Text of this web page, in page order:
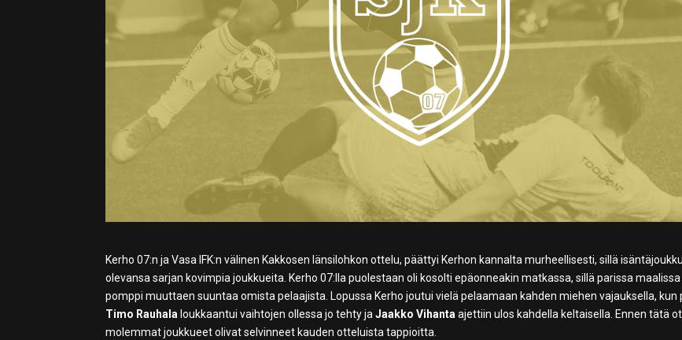
Kerho 07:n ja Vasa IFK:n välinen Kakkosen länsilohkon ottelu, päättyi Kerhon kannalta murheellisesti, sillä
olevansa sarjan kovimpia joukkueita. Kerho 07:lla puolestaan oli kosolti epäonneakin matkassa, sillä parissa maalissa
pomppi muuttaen suuntaa omista pelaajista. Lopussa Kerho joutui vielä pelaamaan kahden miehen vajauksella, kun
Timo Rauhala loukkaantui vaihtojen ollessa jo tehty jaJaakko Vihantaajettiin ulos kahdella keltaisella. Ennen tätä
molemmat joukkueet olivat selvinneet kauden otteluista tappioitta.